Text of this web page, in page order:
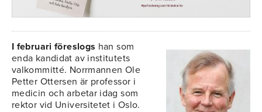
I februari föreslogs han som
enda kandidat av institutets
valkommitté. Norrmannen Ole
Petter Ottersen är professor i
medicin och arbetar idag som
rektor vid Universitetet i Oslo.